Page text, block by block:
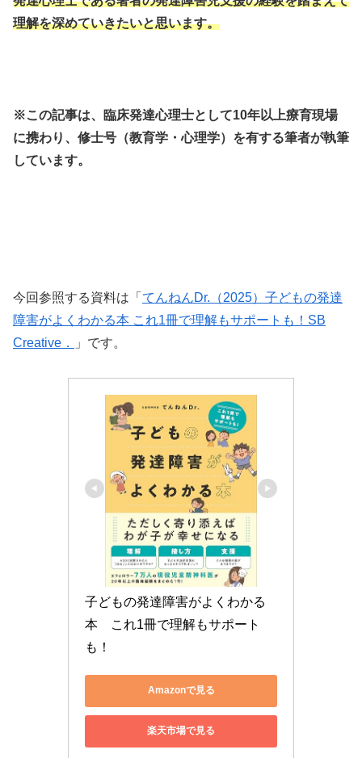
理解を深めていきたいと思います。
※この記事は、臨床発達心理士として10年以上療育現場
に携わり、修士号（教育学・心理学）を有する筆者が執筆
しています。
今回参照する資料は「 てんねんDr.（2025）子どもの発達
障害がよくわかる本 これ1冊で理解もサポートも！SB
Creative．
」です。
子どもの発達障害がよくわかる
本　これ1冊で理解もサポート
も！
Amazonで見る
楽天市場で見る